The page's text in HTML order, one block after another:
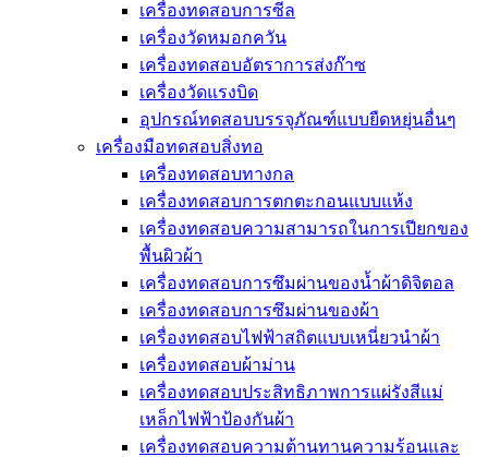
เครื่องทดสอบการซีล
เครื่องวัดหมอกควัน
เครื่องทดสอบอัตราการส่งก๊าซ
เครื่องวัดแรงบิด
อุปกรณ์ทดสอบบรรจุภัณฑ์แบบยืดหยุ่นอื่นๆ
เครื่องมือทดสอบสิ่งทอ
เครื่องทดสอบทางกล
เครื่องทดสอบการตกตะกอนแบบแห้ง
เครื่องทดสอบความสามารถในการเปียกของ
พื้นผิวผ้า
เครื่องทดสอบการซึมผ่านของน้ำผ้าดิจิตอล
เครื่องทดสอบการซึมผ่านของผ้า
เครื่องทดสอบไฟฟ้าสถิตแบบเหนี่ยวนำผ้า
เครื่องทดสอบผ้าม่าน
เครื่องทดสอบประสิทธิภาพการแผ่รังสีแม่
เหล็กไฟฟ้าป้องกันผ้า
เครื่องทดสอบความต้านทานความร้อนและ